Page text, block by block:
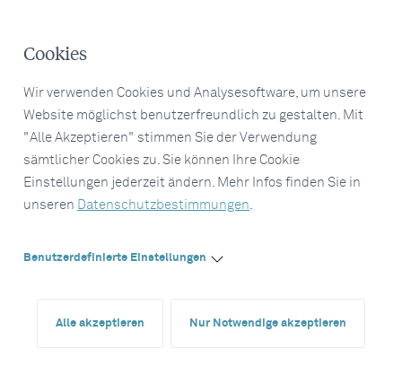
Cookies
Wir verwenden Cookies und Analysesoftware, um unsere
Website möglichst benutzerfreundlich zu gestalten. Mit
"Alle Akzeptieren" stimmen Sie der Verwendung
sämtlicher Cookies zu. Sie können Ihre Cookie
Einstellungen jederzeit ändern. Mehr Infos finden Sie in
unseren Datenschutzbestimmungen.
Benutzerdefinierte Einstellungen
Alle akzeptieren Nur Notwendige akzeptieren